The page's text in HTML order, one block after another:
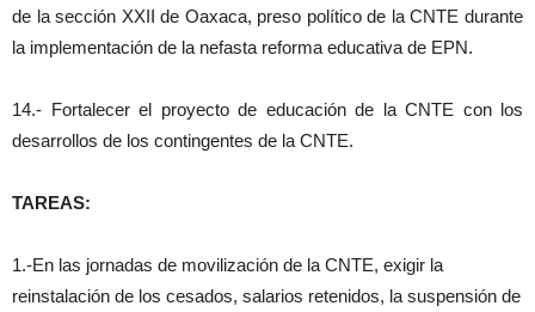
de la sección XXII de Oaxaca, preso político de la CNTE durante
la implementación de la nefasta reforma educativa de EPN.
14.- Fortalecer el proyecto de educación de la CNTE con los
desarrollos de los contingentes de la CNTE.
TAREAS:
1.-En las jornadas de movilización de la CNTE, exigir la
reinstalación de los cesados, salarios retenidos, la suspensión de